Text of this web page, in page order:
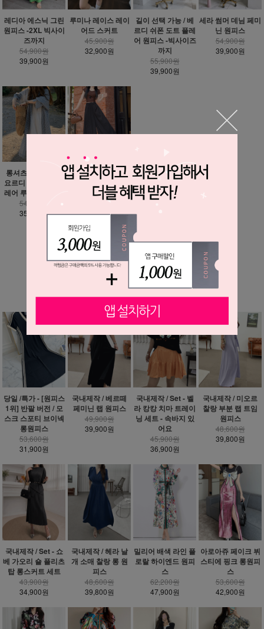
레디아 에스닉 그린
원피스 -2XL 빅사이
즈까지
54,900원
39,900원
루미나 레이스 레이
어드 스커트
45,900원
32,900원
길이 선택 가능 / 베
르디 쉬폰 도트 플레
어 원피스 -빅사이즈
까지
55,900원
39,900원
세라 썸머 데님 페미
닌 원피스
54,900원
39,900원
롱셔츠 추가 가능 /
요르디 하늘하늘 플
레어 루즈핏 원피스
54,900원
35,900원
헤론 바스락 벌룬 와
이드 팬츠
35,900원
25,900원
MORE ▼
베스트 상품
당일 /특가 - [원피스
1위] 반팔 버전 / 모
스크 스포티 브이넥
롱원피스
53,600원
31,900원
국내제작 / 베르떼
페미닌 랩 원피스
49,900원
39,900원
국내제작 / Set - 벨
라 캉캉 치마 트레이
닝 세트 - 속바지 있
어요
45,900원
36,900원
국내제작 / 미오르
찰랑 부분 랩 트임
원피스
48,600원
39,800원
국내제작 / Set - 쇼
베 가오리 숄 플리츠
탑 롱스커트 세트
43,900원
34,900원
국내제작 / 헤라 날
개 소매 찰랑 롱 원
피스
48,600원
39,800원
밀리어 배색 라인 플
로랄 하이엔드 원피
스
62,200원
47,900원
아로아쥬 페이크 뷔
스티에 핑크 롱원피
스
53,600원
42,900원